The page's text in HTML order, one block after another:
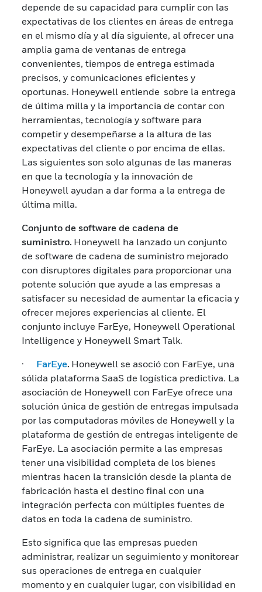
depende de su capacidad para cumplir con las
expectativas de los clientes en áreas de entrega
en el mismo día y al día siguiente, al ofrecer una
amplia gama de ventanas de entrega
convenientes, tiempos de entrega estimada
precisos, y comunicaciones eficientes y
oportunas. Honeywell entiende sobre la entrega
de última milla y la importancia de contar con
herramientas, tecnología y software para
competir y desempeñarse a la altura de las
expectativas del cliente o por encima de ellas.
Las siguientes son solo algunas de las maneras
en que la tecnología y la innovación de
Honeywell ayudan a dar forma a la entrega de
última milla.
Conjunto de software de cadena de
suministro. Honeywell ha lanzado un conjunto
de software de cadena de suministro mejorado
con disruptores digitales para proporcionar una
potente solución que ayude a las empresas a
satisfacer su necesidad de aumentar la eficacia y
ofrecer mejores experiencias al cliente. El
conjunto incluye FarEye, Honeywell Operational
Intelligence y Honeywell Smart Talk.
· FarEye. Honeywell se asoció con FarEye, una
sólida plataforma SaaS de logística predictiva. La
asociación de Honeywell con FarEye ofrece una
solución única de gestión de entregas impulsada
por las computadoras móviles de Honeywell y la
plataforma de gestión de entregas inteligente de
FarEye. La asociación permite a las empresas
tener una visibilidad completa de los bienes
mientras hacen la transición desde la planta de
fabricación hasta el destino final con una
integración perfecta con múltiples fuentes de
datos en toda la cadena de suministro.
Esto significa que las empresas pueden
administrar, realizar un seguimiento y monitorear
sus operaciones de entrega en cualquier
momento y en cualquier lugar, con visibilidad en